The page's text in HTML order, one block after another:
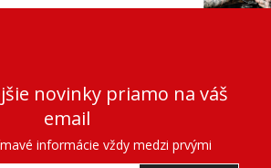
novinky priamo na váš
email
informácie vždy medzi prvými